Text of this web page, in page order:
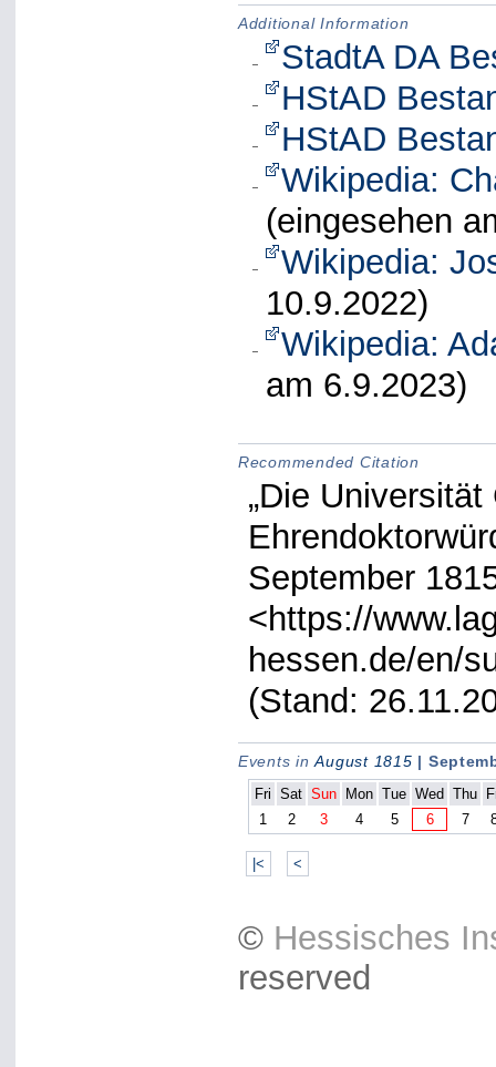
Additional Information
StadtA DA
HStAD
HStAD
Wikipedia:
(eingesehen
Wikipedia:
10.9.2022)
Wikipedia:
am 6.9.2023)
Recommended Citation
„Die
September
<https://
hessen.de/en/
(Stand:
Events inAugust 1815 |
Fri Sat Sun Mon Tue Wed Thu
1
2 3 4 5 6 7
|< <
© Hessisches
reserved